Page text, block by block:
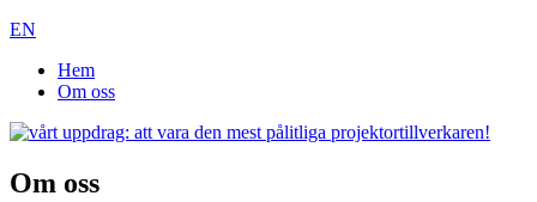
EN
Hem
Om oss
Om oss